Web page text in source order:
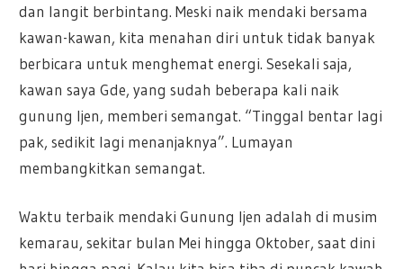
dan langit berbintang. Meski naik mendaki bersama
kawan-kawan, kita menahan diri untuk tidak banyak
berbicara untuk menghemat energi. Sesekali saja,
kawan saya Gde, yang sudah beberapa kali naik
gunung Ijen, memberi semangat. “Tinggal bentar lagi
pak, sedikit lagi menanjaknya”. Lumayan
membangkitkan semangat.
Waktu terbaik mendaki Gunung Ijen adalah di musim
kemarau, sekitar bulan Mei hingga Oktober, saat dini